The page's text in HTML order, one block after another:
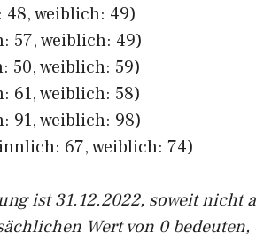
weiblich: 49)
57, weiblich: 49)
50, weiblich: 59)
61, weiblich: 58)
91, weiblich: 98)
67, weiblich: 74)
ist 31.12.2022, soweit nicht
Wert von 0